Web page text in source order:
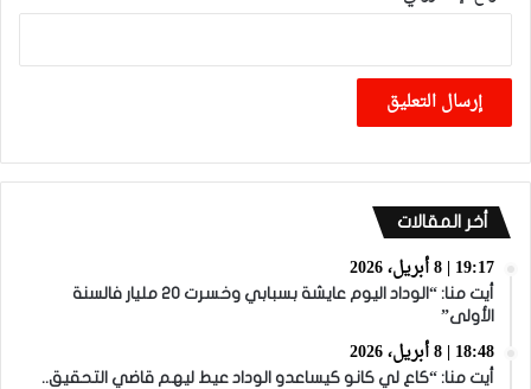
أخر المقالات
19:17 | 8 أبريل، 2026
أيت منا: “الوداد اليوم عايشة بسبابي وخسرت 20 مليار فالسنة
الأولى”
18:48 | 8 أبريل، 2026
أيت منا: “كاع لي كانو كيساعدو الوداد عيط ليهم قاضي التحقيق..